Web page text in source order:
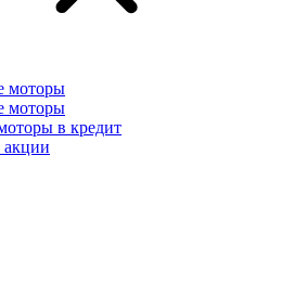
моторы
моторы
в кредит